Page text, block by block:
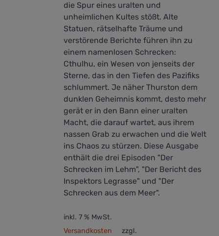
die Spur eines uralten und
unheimlichen Kultes stößt. Alte
Statuen, rätselhafte Träume und
verstörende Berichte führen ihn zu
einem namenlosen Schrecken:
Cthulhu, ein Wesen von jenseits der
Sterne, das in den Tiefen des Pazifiks
schlummert. Je näher Thurston dem
dunklen Geheimnis kommt, desto mehr
gerät er in den Bann einer uralten
Macht, die darauf wartet, aus ihrem
nassen Grab zu erwachen und die Welt
ins Chaos zu stürzen. Diese Ausgabe
enthält die drei Episoden "Der
Schrecken im Lehm", "Der Bericht des
Inspektors Legrasse" und "Der
Schrecken aus dem Meer".
inkl. 7 % MwSt.
zzgl.
Versandkosten